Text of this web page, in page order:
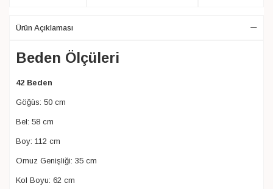
Ürün Açıklaması
Beden Ölçüleri
42 Beden
Göğüs: 50 cm
Bel: 58 cm
Boy: 112 cm
Omuz Genişliği: 35 cm
Kol Boyu: 62 cm